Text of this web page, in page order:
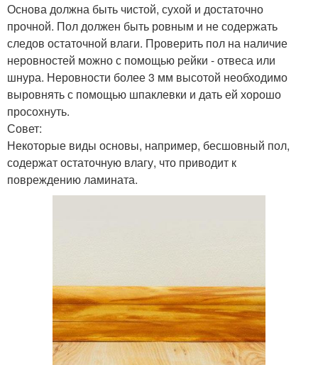
Основа должна быть чистой, сухой и достаточно
прочной. Пол должен быть ровным и не содержать
следов остаточной влаги. Проверить пол на наличие
неровностей можно с помощью рейки - отвеса или
шнура. Неровности более 3 мм высотой необходимо
выровнять с помощью шпаклевки и дать ей хорошо
просохнуть.
Совет:
Некоторые виды основы, например, бесшовный пол,
содержат остаточную влагу, что приводит к
повреждению ламината.